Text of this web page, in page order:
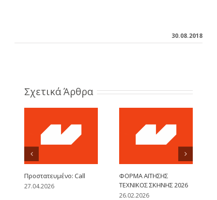
30.08.2018
Σχετικά Άρθρα
Πρoστατευμένο: Call
27.04.2026
ΦΟΡΜΑ ΑΙΤΗΣΗΣ
ΤΕΧΝΙΚΟΣ ΣΚΗΝΗΣ 2026
26.02.2026